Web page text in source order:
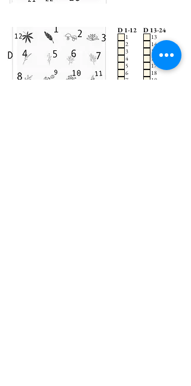
D 1-12
1
2
3
4
5
6
7
D 13-24
13
14
15
16
17
18
19